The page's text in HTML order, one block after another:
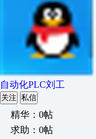
自动化PLC刘工
关注 私信
精华：0帖
求助：0帖